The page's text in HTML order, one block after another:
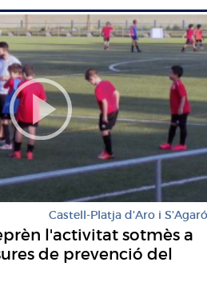
Castell-Platja d'Aro i S'Agaró
l'activitat sotmès a
de prevenció del